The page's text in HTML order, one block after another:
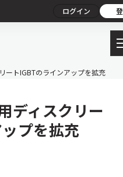
ログイン
ートIGBTのラインアップを拡充
ディスクリー
プを拡充